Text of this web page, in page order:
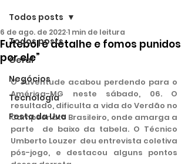
Todos posts
Geral
Negócios
Tecnologia
Festa da Uva
Todos posts
Futebol é detalhe e fomos punidos
por ele”
6 de ago. de 20221 min de leitura
O Juventude acabou perdendo para o
América-MG neste sábado, 06. O
resultado, dificulta a vida do Verdão no
Campeonato Brasileiro, onde amarga a
parte  de baixo da tabela. O Técnico
Umberto Louzer  deu entrevista coletiva
pós-jogo, e destacou alguns pontos